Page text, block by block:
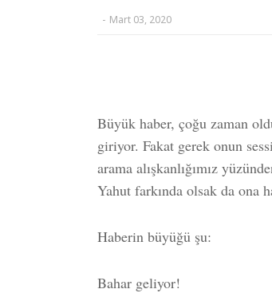
- Mart 03, 2020
Büyük haber, çoğu zaman
giriyor. Fakat gerek onun
arama alışkanlığımız
Yahut farkında olsak da ona
Haberin büyüğü şu:
Bahar geliyor!